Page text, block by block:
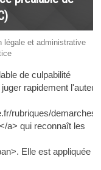
légale et administrative
de culpabilité
rapidement l'auteur
rubriques/demarches-
a> qui reconnaît les
Elle est appliquée